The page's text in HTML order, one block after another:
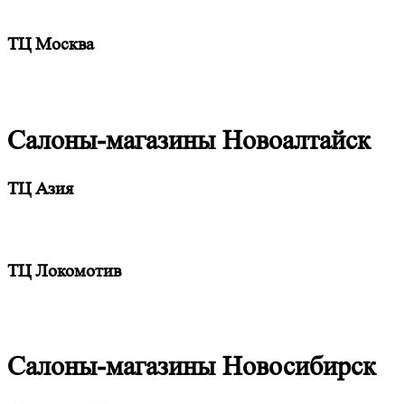
ТЦ Москва
Салоны-магазины Новоалтайск
ТЦ Азия
ТЦ Локомотив
Салоны-магазины Новосибирск